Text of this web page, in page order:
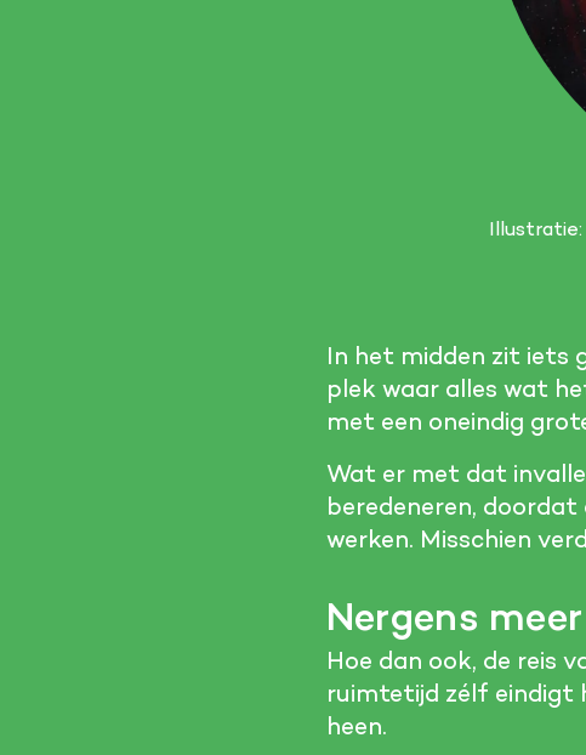
In het midden zit iets
plek waar alles wat
met een oneindig
Wat er met dat
beredeneren,
werken. Misschien
Nergens
Hoe dan ook, de reis
ruimtetijd zélf eindigt
heen.